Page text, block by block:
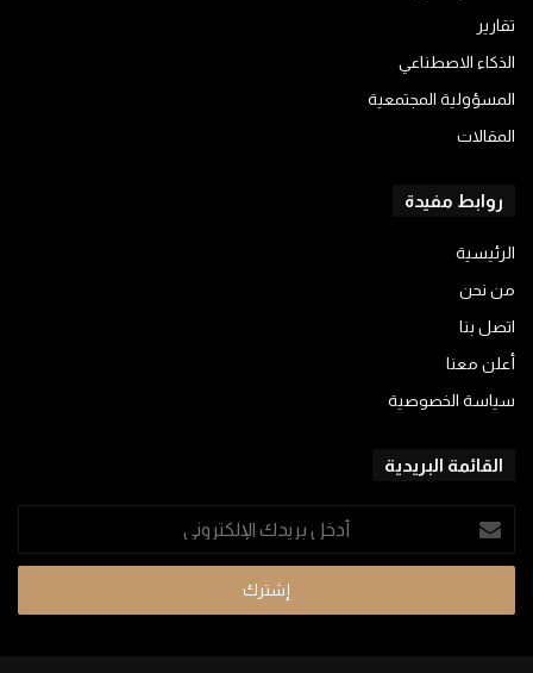
تقارير
الذكاء الاصطناعي
المسؤولية المجتمعية
المقالات
روابط مفيدة
الرئيسية
من نحن
اتصل بنا
أعلن معنا
سياسة الخصوصية
القائمة البريدية
أدخل
بريدك
الإلكتروني